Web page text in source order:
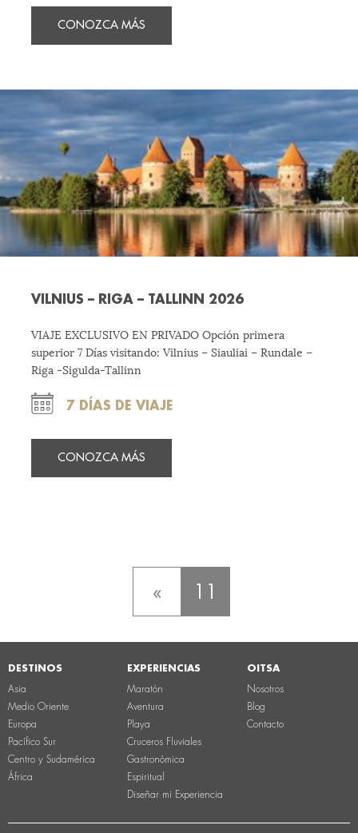
CONOZCA MÁS
VILNIUS – RIGA – TALLINN 2026
VIAJE EXCLUSIVO EN PRIVADO Opción primera
superior 7 Días visitando: Vilnius – Siauliai – Rundale –
Riga -Sigulda-Tallinn
7 DÍAS DE VIAJE
CONOZCA MÁS
«
DESTINOS
Asia
Medio Oriente
Europa
Pacífico Sur
Centro y Sudamérica
África
EXPERIENCIAS
Maratón
Aventura
Playa
Cruceros Fluviales
Gastronómica
Espiritual
Diseñar mi Experiencia
OITSA
Nosotros
Blog
Contacto